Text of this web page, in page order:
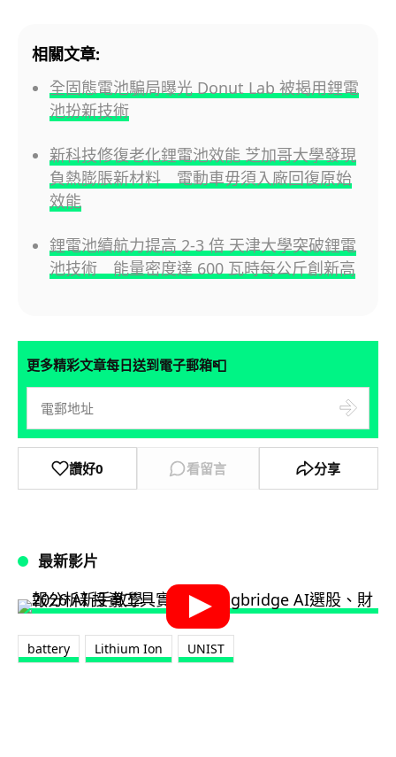
相關文章:
全固態電池騙局曝光 Donut Lab 被揭用鋰電
池扮新技術
新科技修復老化鋰電池效能 芝加哥大學發現
負熱膨脹新材料 電動車毋須入廠回復原始
效能
鋰電池續航力提高 2-3 倍 天津大學突破鋰電
池技術 能量密度達 600 瓦時每公斤創新高
更多精彩文章每日送到電子郵箱📮
讚好0 看留言 分享
最新影片
battery Lithium Ion UNIST